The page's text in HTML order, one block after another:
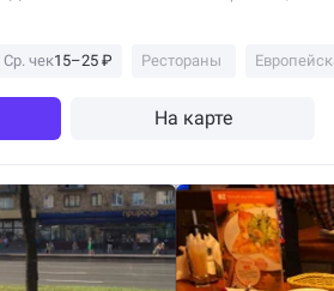
Ср. чек15–25 ₽ Рестораны
На карте